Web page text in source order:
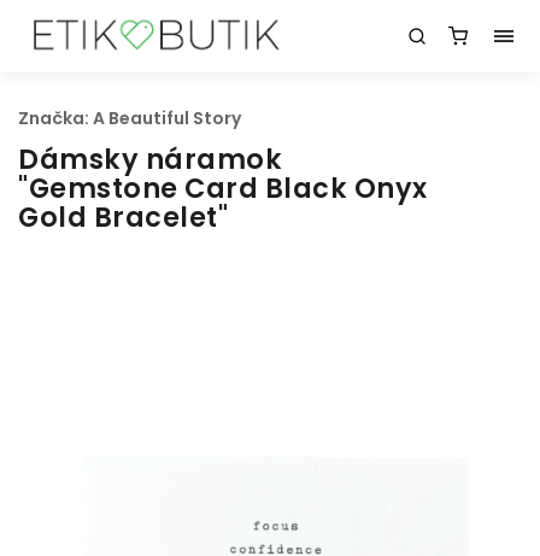
Dámsky náramok
"Gemstone Card Black Onyx
Gold Bracelet"
Značka: A Beautiful Story